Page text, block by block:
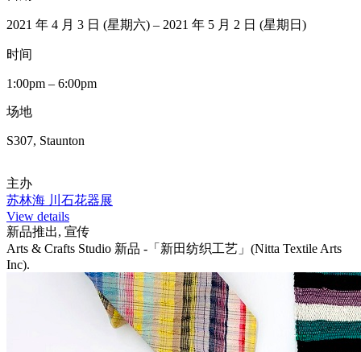
2021 年 4 月 3 日 (星期六) – 2021 年 5 月 2 日 (星期日)
时间
1:00pm – 6:00pm
场地
S307, Staunton
主办
苏林海 川石花器展
View details
新品推出, 宣传
Arts & Crafts Studio 新品 -「新田纺织工艺」(Nitta Textile Arts
Inc).